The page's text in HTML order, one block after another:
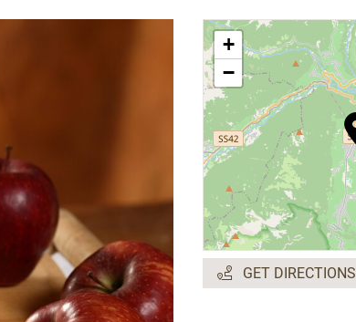
+
−
GET DIRECTIONS